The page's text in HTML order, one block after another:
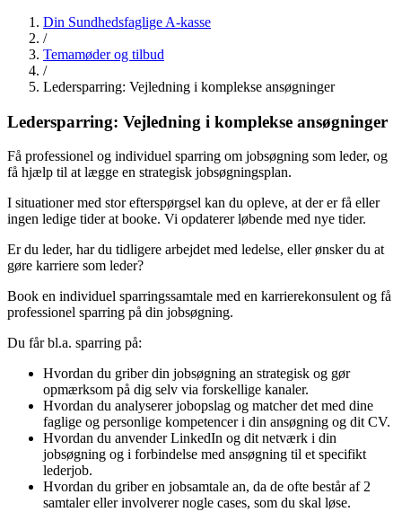
Din Sundhedsfaglige A-kasse
/
Temamøder og tilbud
/
Ledersparring: Vejledning i komplekse ansøgninger
Ledersparring: Vejledning i komplekse ansøgninger
Få professionel og individuel sparring om jobsøgning som leder, og
få hjælp til at lægge en strategisk jobsøgningsplan.
I situationer med stor efterspørgsel kan du opleve, at der er få eller
ingen ledige tider at booke. Vi opdaterer løbende med nye tider.
Er du leder, har du tidligere arbejdet med ledelse, eller ønsker du at
gøre karriere som leder?
Book en individuel sparringssamtale med en karrierekonsulent og få
professionel sparring på din jobsøgning.
Du får bl.a. sparring på:
Hvordan du griber din jobsøgning an strategisk og gør
opmærksom på dig selv via forskellige kanaler.
Hvordan du analyserer jobopslag og matcher det med dine
faglige og personlige kompetencer i din ansøgning og dit CV.
Hvordan du anvender LinkedIn og dit netværk i din
jobsøgning og i forbindelse med ansøgning til et specifikt
lederjob.
Hvordan du griber en jobsamtale an, da de ofte består af 2
samtaler eller involverer nogle cases, som du skal løse.